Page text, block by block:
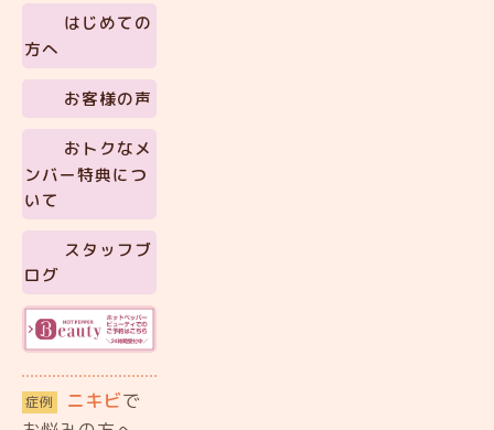
はじめての
方へ
お客様の声
おトクなメ
ンバー特典につ
いて
スタッフブ
ログ
症例 ニキビで